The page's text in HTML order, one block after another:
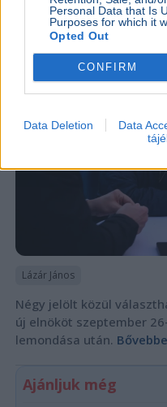
Personal Data that Is
Purposes for which it
Opted Out
CONFIRM
Data Deletion Data
utódjának
Lázár János
Négy jelölt közül
új elnököt szeptember
lemondása után.
Ajánljuk még